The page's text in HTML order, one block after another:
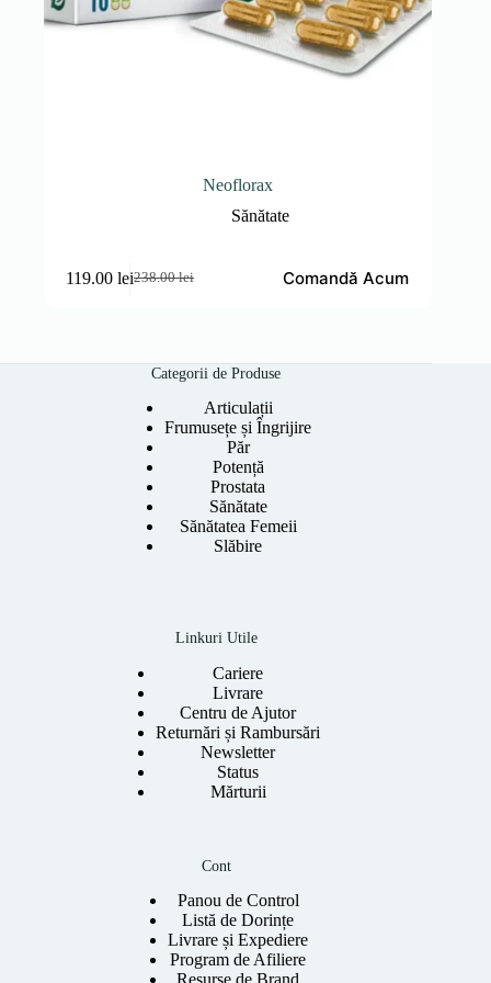
Neoflorax
Sănătate
238.00lei
Prețul
238.00 lei.
119.00leiPrețul
Comandă Acum
Categorii de Produse
Articulații
Frumusețe și Îngrijire
Păr
Potență
Prostata
Sănătate
Sănătatea Femeii
Slăbire
Linkuri Utile
Cariere
Livrare
Centru de Ajutor
Returnări și Rambursări
Newsletter
Status
Mărturii
Cont
Panou de Control
Listă de Dorințe
Livrare și Expediere
Program de Afiliere
Resurse de Brand